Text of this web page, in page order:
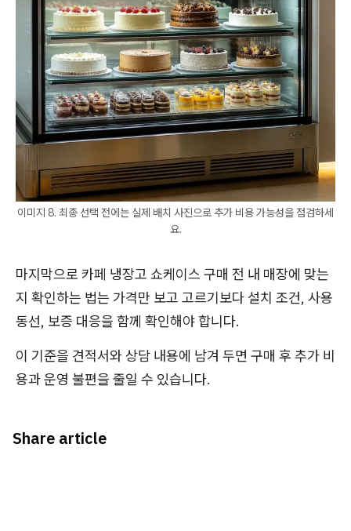
이미지 8. 최종 선택 전에는 실제 배치 사진으로 추가 비용 가능성을 점검하세
요.
마지막으로 카페 냉장고 쇼케이스 구매 전 내 매장에 맞는
지 확인하는 법는 가격만 보고 고르기보다 설치 조건, 사용
동선, 보증 대응을 함께 확인해야 합니다.
이 기준을 견적서와 상담 내용에 남겨 두면 구매 후 추가 비
용과 운영 불편을 줄일 수 있습니다.
Share article